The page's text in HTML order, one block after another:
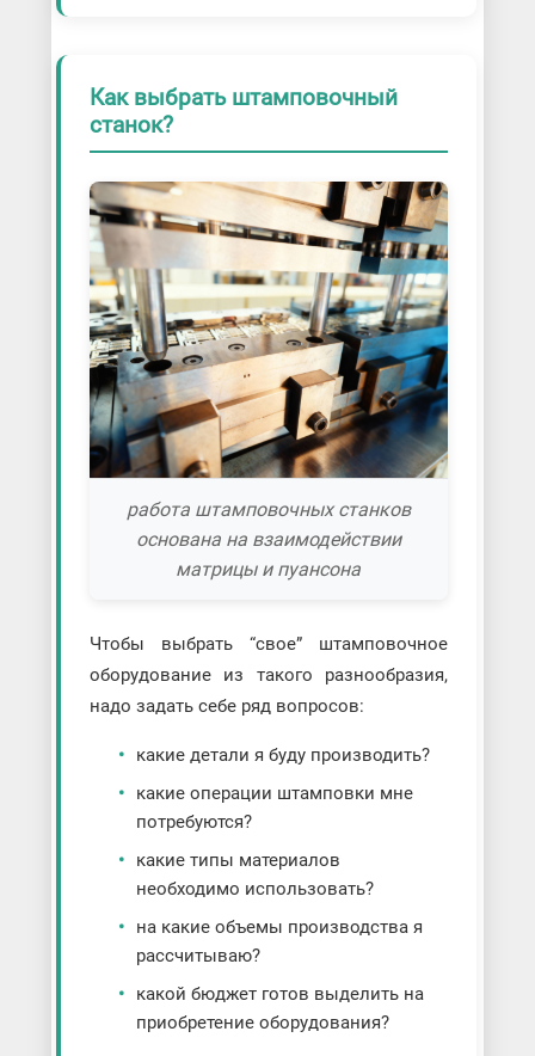
Как выбрать штамповочный
станок?
работа штамповочных станков
основана на взаимодействии
матрицы и пуансона
Чтобы выбрать “свое” штамповочное
оборудование из такого разнообразия,
надо задать себе ряд вопросов:
какие детали я буду производить?
какие операции штамповки мне
потребуются?
какие типы материалов
необходимо использовать?
на какие объемы производства я
рассчитываю?
какой бюджет готов выделить на
приобретение оборудования?